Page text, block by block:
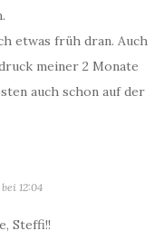
etwas früh dran. Auch
meiner 2 Monate
auch schon auf der
12:04
Steffi!!